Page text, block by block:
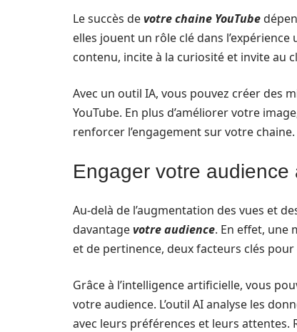
Le succès devotre chaine YouTube
elles jouent un rôle clé dans
contenu, incite à la curiosité et invite au
Avec un outil IA, vous pouvez créer des
YouTube. En plus d’améliorer votre
renforcer l’engagement sur votre chaine.
Engager votre
Au-delà de l’augmentation des vues et
davantagevotre audience. En effet, une
et de pertinence, deux facteurs clés
Grâce à l’intelligence artificielle, vous
votre audience. L’outil AI analyse les
avec leurs préférences et leurs attentes.